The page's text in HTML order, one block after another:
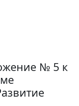
№ 5 к